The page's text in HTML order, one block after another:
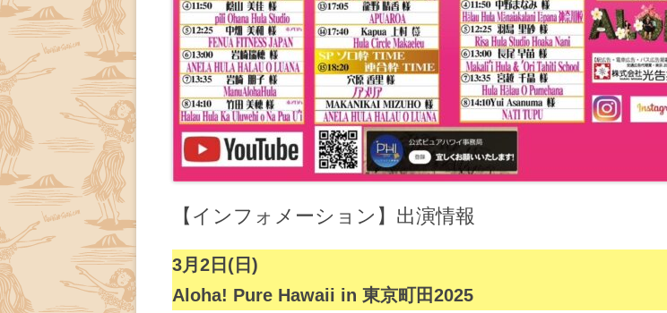
【インフォメーション】出演情報
3月2日(日)
Aloha! Pure Hawaii in 東京町田2025